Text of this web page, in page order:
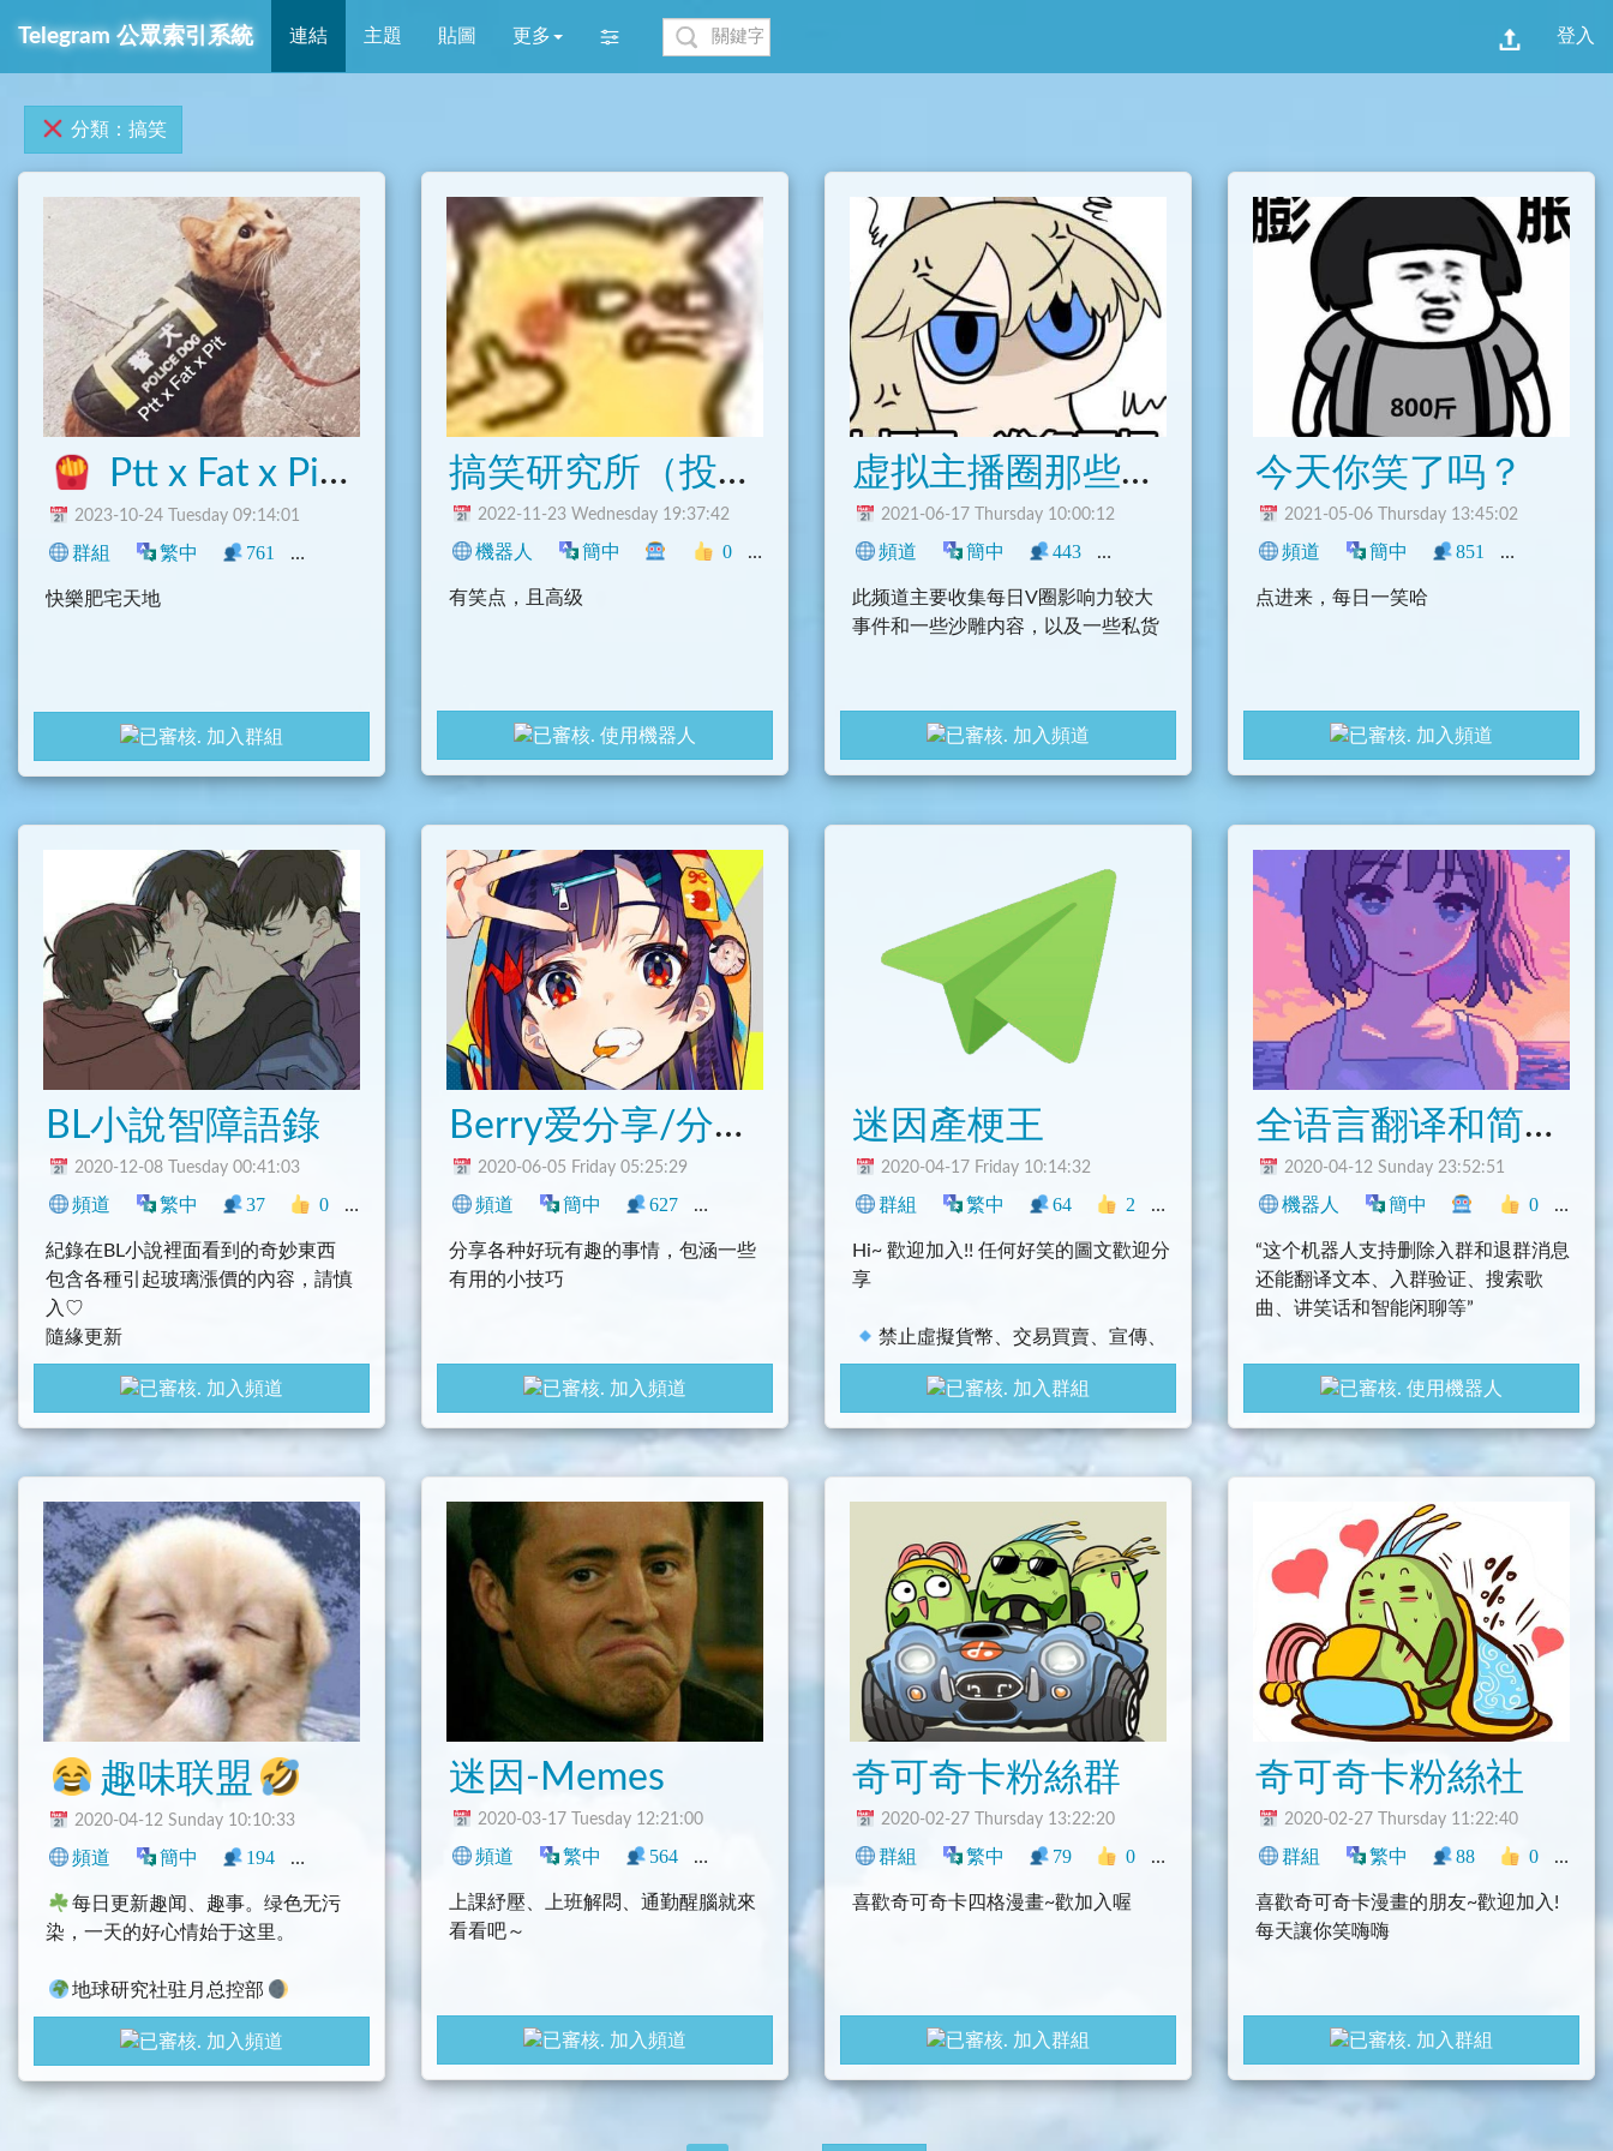
Telegram 公眾索引系統 連結 主題 貼圖 更多 登入
分類：搞笑
Ptt x Fat x Pit 歡樂溫馨和平肥宅窩
2023-10-24 Tuesday 09:14:01
群組 繁中 761 臺灣 動漫 遊戲 興趣 閒聊
快樂肥宅天地
加入群組
搞笑研究所（投稿機器人）
2022-11-23 Wednesday 19:37:42
機器人 簡中 0 搞笑 中文圈
有笑点，且高级
使用機器人
虚拟主播圈那些搞笑事
2021-06-17 Thursday 10:00:12
頻道 簡中 443 搞笑 中文圈
此频道主要收集每日V圈影响力较大
事件和一些沙雕内容，以及一些私货
加入頻道
今天你笑了吗？
2021-05-06 Thursday 13:45:02
頻道 簡中 851
点进来，每日一笑哈
加入頻道
BL小說智障語錄
2020-12-08 Tuesday 00:41:03
頻道 繁中 37 0 搞笑 閒聊
紀錄在BL小說裡面看到的奇妙東西
包含各種引起玻璃漲價的內容，請慎
入♡
隨緣更新
加入頻道
Berry爱分享/分享各种搞笑和技术内容
2020-06-05 Friday 05:25:29
頻道 簡中 627 中文圈 閒聊
分享各种好玩有趣的事情，包涵一些
有用的小技巧
加入頻道
迷因產梗王
2020-04-17 Friday 10:14:32
群組 繁中 64 2 搞笑
Hi~ 歡迎加入!! 任何好笑的圖文歡迎分
享
禁止虛擬貨幣、交易買賣、宣傳、
騷擾詐騙。
加入群組
全语言翻译和简单的入群验证 - Be the best Yuhe
2020-04-12 Sunday 23:52:51
機器人 簡中 0 搞笑
“这个机器人支持删除入群和退群消息
还能翻译文本、入群验证、搜索歌
曲、讲笑话和智能闲聊等”
是我
我就是大明湖畔的夏雨荷
那个最好的
Hi,I'm Yuhe.You can add me to your gr
oup,this way I can help you welcome
everyone.
使用機器人
趣味联盟
2020-04-12 Sunday 10:10:33
頻道 簡中 194 搞笑 新聞 中文圈
每日更新趣闻、趣事。绿色无污
染，一天的好心情始于这里。
地球研究社驻月总控部
不定时分享代理、软件、影视、开
车、福利、资源
聊天群组@Freeworldwithbot
加入頻道
迷因-Memes
2020-03-17 Tuesday 12:21:00
頻道 繁中 564 中文圈
上課紓壓、上班解悶、通勤醒腦就來
看看吧～
加入頻道
奇可奇卡粉絲群
2020-02-27 Thursday 13:22:20
群組 繁中 79 0 搞笑 興趣
喜歡奇可奇卡四格漫畫~歡加入喔
加入群組
奇可奇卡粉絲社
2020-02-27 Thursday 11:22:40
群組 繁中 88 0 生活
喜歡奇可奇卡漫畫的朋友~歡迎加入!
每天讓你笑嗨嗨
加入群組